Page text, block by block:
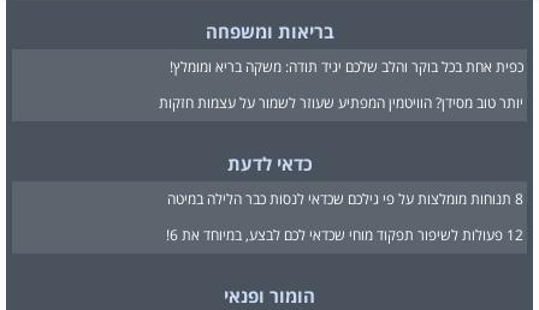
בריאות ומשפחה
כפית אחת בכל בוקר והלב שלכם יגיד תודה: משקה בריא ומומלץ!
יותר טוב מסידן? הוויטמין המפתיע שעוזר לשמור על עצמות חזקות
כדאי לדעת
8 תנוחות מומלצות על פי גילכם שכדאי לנסות כבר הלילה במיטה
12 פעולות לשיפור תפקוד מוחי שכדאי לכם לבצע, במיוחד את 6!
הומור ופנאי